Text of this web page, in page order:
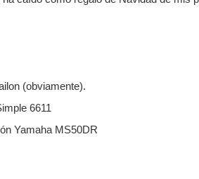
(obviamente).
6611
Yamaha MS50DR